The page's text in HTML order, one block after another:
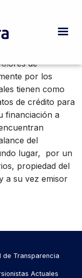
de
por los
tienen como
de crédito para
financiación a
del
lugar, por un
propiedad del
a su vez emisor
de Transparencia
Actuales